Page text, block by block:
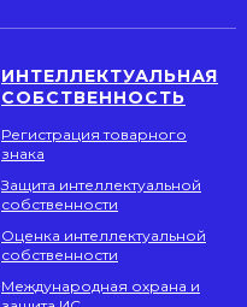
ИНТЕЛЛЕКТУАЛЬНАЯ
СОБСТВЕННОСТЬ
Регистрация товарного
знака
Защита интеллектуальной
собственности
Оценка интеллектуальной
собственности
Международная охрана и